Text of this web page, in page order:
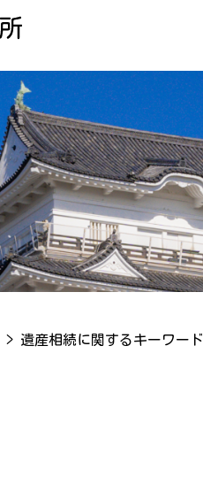
> 遺産相続に関するキーワード